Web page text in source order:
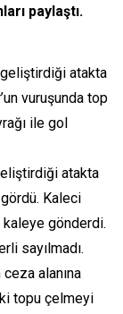
paylaştı.
geliştirdiği atakta
vuruşunda top
ile gol
atakta
Kaleci
gönderdi.
sayılmadı.
alanına
topu çelmeyi